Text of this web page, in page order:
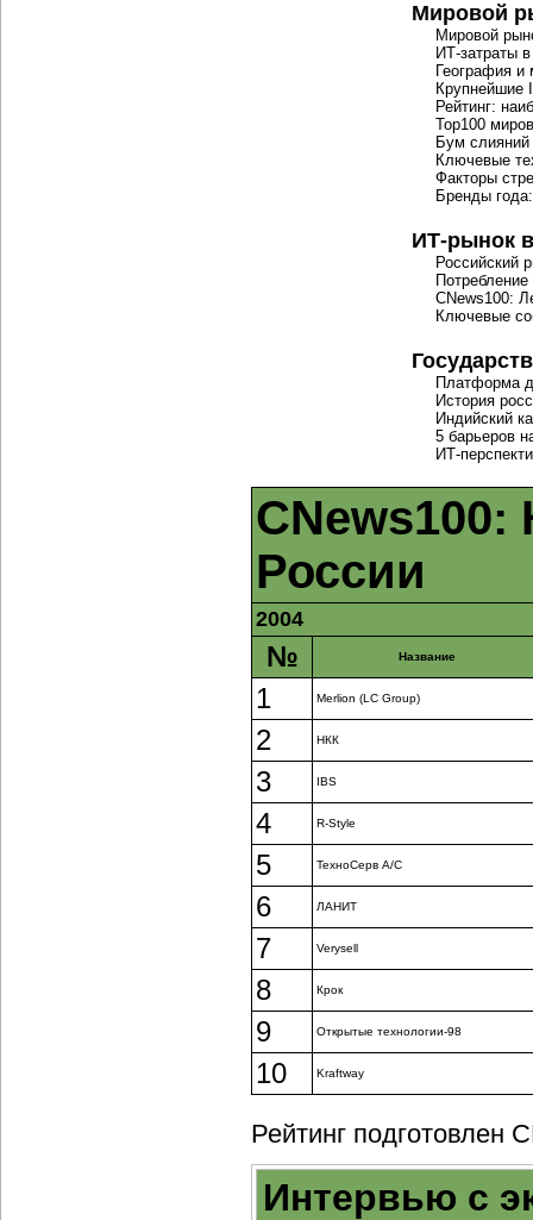
Мировой
Мировой
ИТ-затраты
География
Крупнейшие
Рейтинг:
Top100
Бум
Ключевые
Факторы
Бренды
ИТ-рынок
Российский
CNews100:
Ключевые
Платформа
История
Индийский
5 барьеров
ИТ-
России
2004
№ Название
1 Merlion (LC Group)
2 НКК
3 IBS
4 R-Style
5 ТехноСерв А/C
6 ЛАНИТ
7 Verysell
8 Крок
9 Открытые технологии-98
10 Kraftway
Рейтинг подготовлен
Интервью с